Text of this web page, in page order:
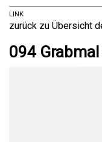
LINK
zurück zu Übersicht
094